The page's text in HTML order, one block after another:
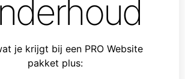
je krijgt bij een PRO Website
pakket plus: